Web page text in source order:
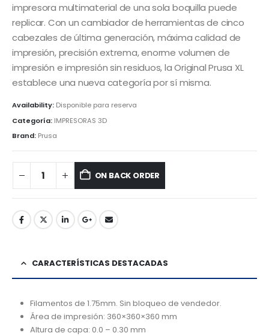
impresora multimaterial de una sola boquilla puede
replicar. Con un cambiador de herramientas de cinco
cabezales de última generación, máxima calidad de
impresión, precisión extrema, enorme volumen de
impresión e impresión sin residuos, la Original Prusa XL
establece una nueva categoría por sí misma.
Availability: Disponible para reserva
Categoría: IMPRESORAS 3D
Brand: Prusa
ON BACK ORDER
CARACTERÍSTICAS DESTACADAS
Filamentos de 1.75mm. Sin bloqueo de vendedor.
Área de impresión: 360×360×360 mm
Altura de capa: 0.0 – 0.30 mm